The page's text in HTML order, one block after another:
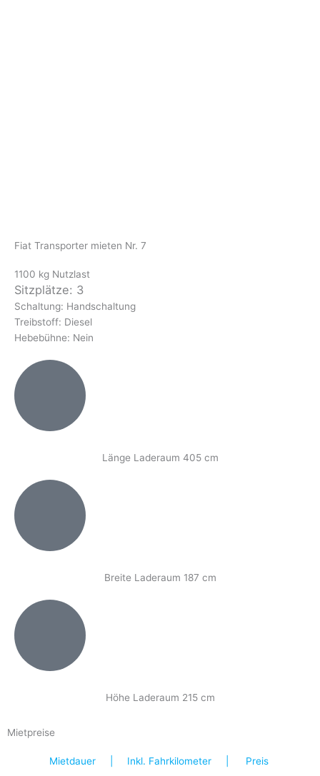
Fiat Transporter mieten Nr. 7
1100 kg Nutzlast
Sitzplätze: 3
Schaltung: Handschaltung
Treibstoff: Diesel
Hebebühne: Nein
Länge Laderaum 405 cm
Breite Laderaum 187 cm
Höhe Laderaum 215 cm
Mietpreise
Mietdauer | Inkl. Fahrkilometer | Preis